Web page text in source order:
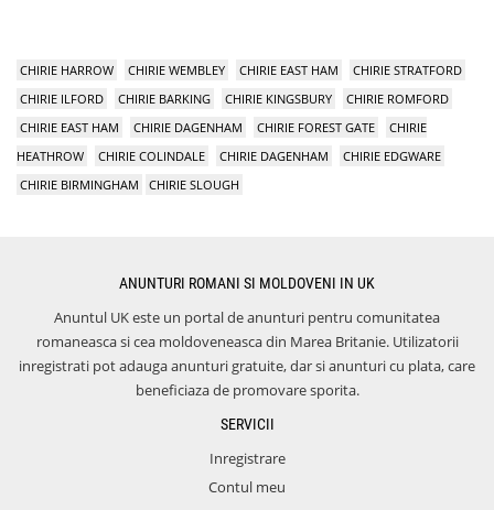
CHIRIE HARROW CHIRIE WEMBLEY CHIRIE EAST HAM
CHIRIE STRATFORD
CHIRIE ILFORD
CHIRIE BARKING CHIRIE KINGSBURY
CHIRIE ROMFORD
CHIRIE EAST HAM
CHIRIE DAGENHAM CHIRIE FOREST GATE
CHIRIE
HEATHROW
CHIRIE COLINDALE CHIRIE DAGENHAM
CHIRIE EDGWARE
CHIRIE BIRMINGHAM
CHIRIE SLOUGH
ANUNTURI ROMANI SI MOLDOVENI IN UK
Anuntul UK este un portal de anunturi pentru comunitatea
romaneasca si cea moldoveneasca din Marea Britanie. Utilizatorii
inregistrati pot adauga anunturi gratuite, dar si anunturi cu plata, care
beneficiaza de promovare sporita.
SERVICII
Inregistrare
Contul meu